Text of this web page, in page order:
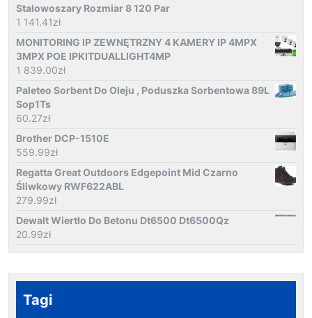
Stalowoszary Rozmiar 8 120 Par
1 141.41zł
MONITORING IP ZEWNĘTRZNY 4 KAMERY IP 4MPX
3MPX POE IPKITDUALLIGHT4MP
1 839.00zł
Paleteo Sorbent Do Oleju , Poduszka Sorbentowa 89L
Sop1Ts
60.27zł
Brother DCP-1510E
559.99zł
Regatta Great Outdoors Edgepoint Mid Czarno
Śliwkowy RWF622ABL
279.99zł
Dewalt Wiertło Do Betonu Dt6500 Dt6500Qz
20.99zł
Tagi